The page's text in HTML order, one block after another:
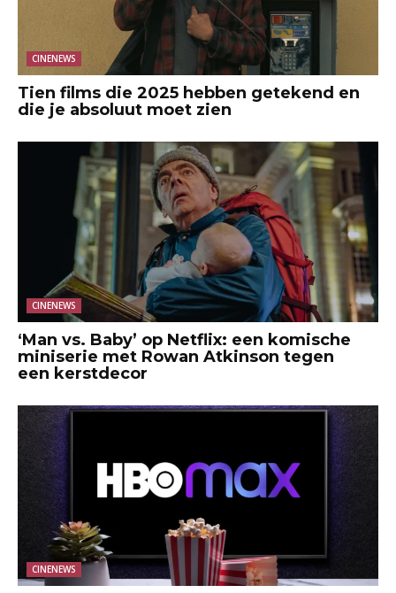
CINENEWS
Tien films die 2025 hebben getekend en
die je absoluut moet zien
CINENEWS
‘Man vs. Baby’ op Netflix: een komische
miniserie met Rowan Atkinson tegen
een kerstdecor
CINENEWS